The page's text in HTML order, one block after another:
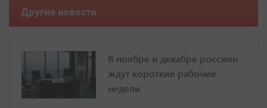
Другие новости
В ноябре и декабре россиян
ждут короткие рабочие
недели